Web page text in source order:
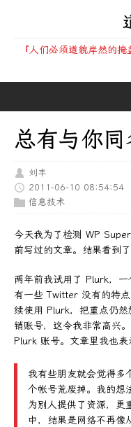
『人们必须道貌岸然的
总有与你
刘丰
2011-06-10 08:54:54
信息技术
今天我为了检测 WP
前写过的文章。结果看到
两年前我试用了 Plurk，
有一些 Twitter 没有的特
续使用 Plurk，把重点仍
销账号，这令我非常高兴
Plurk 账号。文章里我也表
我有些朋友就会觉得多
个帐号荒废掉。我的想
为别人提供了资源，更
中，结果是网络不再像